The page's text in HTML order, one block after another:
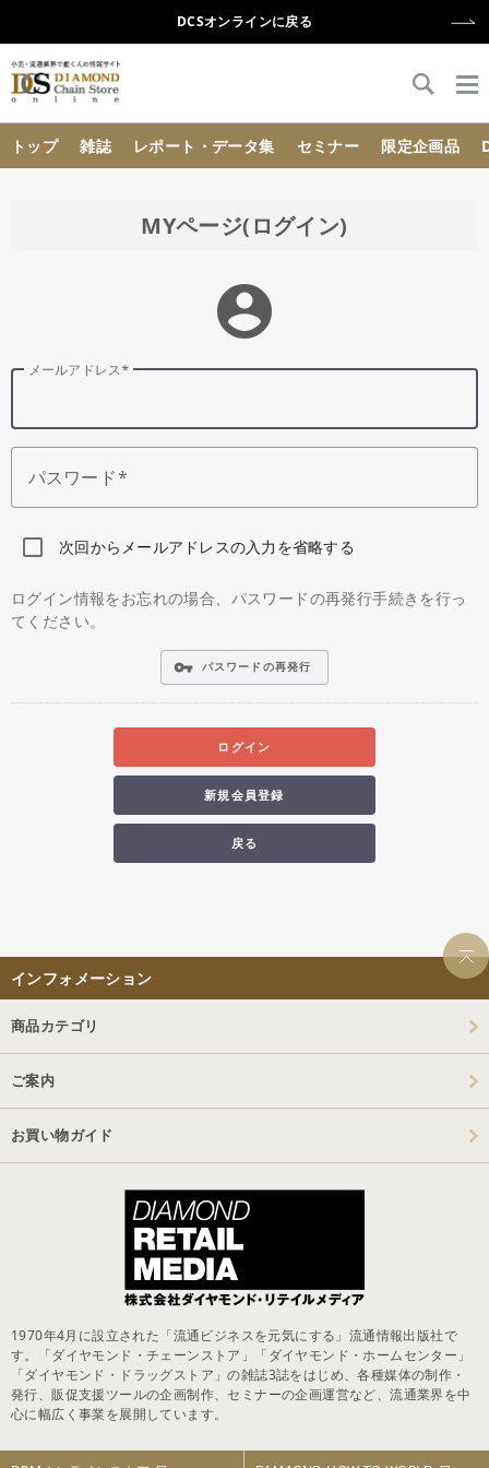
DCSオンラインに戻る
トップ 雑誌 レポート・データ集 セミナー 限定企画品
MYページ(ログイン)
account_circle
メールアドレス
パスワード
次回からメールアドレスの入力を省略する
ログイン情報をお忘れの場合、パスワードの再発行手続きを行っ
てください。
vpn_key パスワードの再発行
ログイン
新規会員登録
戻る
インフォメーション
商品カテゴリ
ご案内
お買い物ガイド
1970年4月に設立された「流通ビジネスを元気にする」流通情報出版社で
す。「ダイヤモンド・チェーンストア」「ダイヤモンド・ホームセンター」
「ダイヤモンド・ドラッグストア」の雑誌3誌をはじめ、各種媒体の制作・
発行、販促支援ツールの企画制作、セミナーの企画運営など、流通業界を中
心に幅広く事業を展開しています。